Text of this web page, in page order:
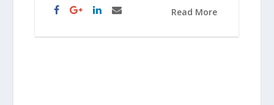
Read More